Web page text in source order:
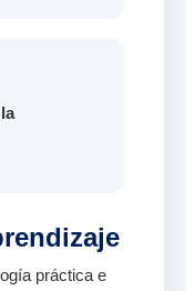
práctica e